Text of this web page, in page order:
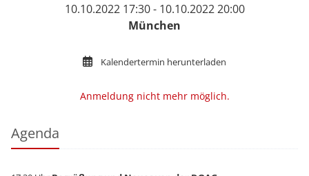
10.10.2022 17:30 - 10.10.2022 20:00
München
Kalendertermin herunterladen
Anmeldung nicht mehr möglich.
Agenda